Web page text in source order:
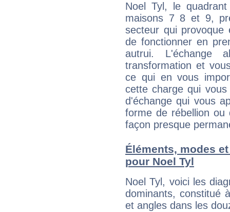
Noel Tyl, le
maisons 7 8 et 9,
secteur qui provoque
de fonctionner en
autrui. L'échange
transformation et
ce qui en vous
cette charge qui
d'échange qui vous
forme de rébellion ou
façon presque
Éléments, modes
pour Noel Tyl
Noel Tyl, voici les
dominants, constitué
et angles dans les